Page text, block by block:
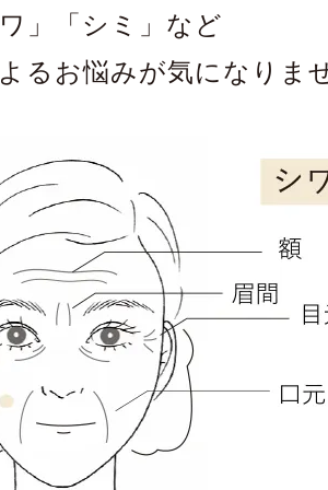
ワ」「シミ」など
るお悩みが気になりま